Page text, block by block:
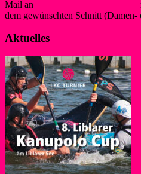
Mail an
dem gewünschten Schnitt
Aktuelles